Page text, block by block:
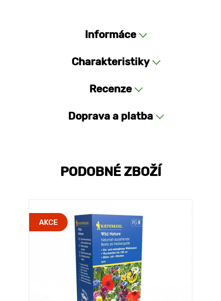
Informáce
Charakteristiky
Recenze
Doprava a platba
PODOBNÉ ZBOŽÍ
AKCE